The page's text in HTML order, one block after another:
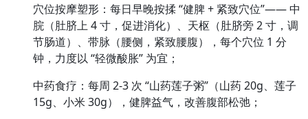
穴位按摩塑形：每日早晚按揉 “健脾 + 紧致穴位”—— 中
脘（肚脐上 4 寸，促进消化）、天枢（肚脐旁 2 寸，调
节肠道）、带脉（腰侧，紧致腰腹），每个穴位 1 分
钟，力度以 “轻微酸胀” 为宜；
中药食疗：每周 2-3 次 “山药莲子粥”（山药 20g、莲子
15g、小米 30g），健脾益气，改善腹部松弛；